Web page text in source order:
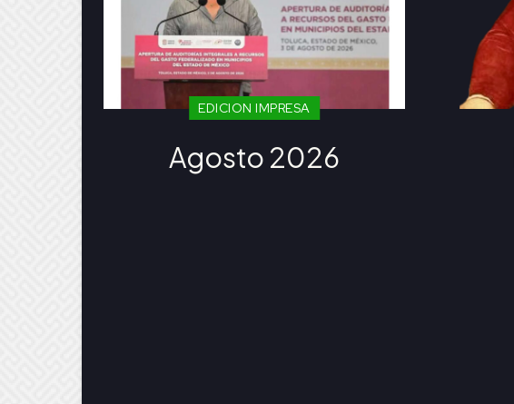
EDICION IMPRESA
Agosto 2026